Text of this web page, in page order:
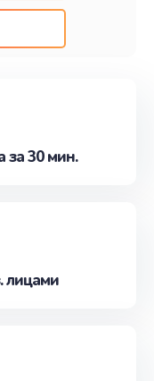
предоставить
записаться на
за 30 мин.
лицами